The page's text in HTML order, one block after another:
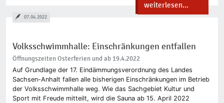
weiterlesen...
Volksschwimmhalle: Einschränkungen entfallen
Öffnungszeiten Osterferien und ab 19.4.2022
Auf Grundlage der 17. Eindämmungsverordnung des Landes
Sachsen-Anhalt fallen alle bisherigen Einschränkungen im Betrieb
der Volksschwimmhalle weg. Wie das Sachgebiet Kultur und
Sport mit Freude mitteilt, wird die Sauna ab 15. April 2022
07.04.2022